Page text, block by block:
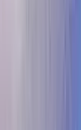
который
и где лежит,
день